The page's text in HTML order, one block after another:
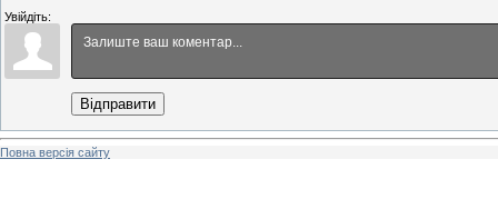
Увійдіть:
Відправити
Повна версія сайту